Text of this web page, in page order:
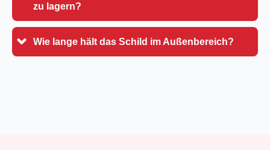
zu lagern?
Wie lange hält das Schild im Außenbereich?